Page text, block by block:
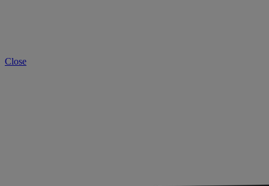
Close